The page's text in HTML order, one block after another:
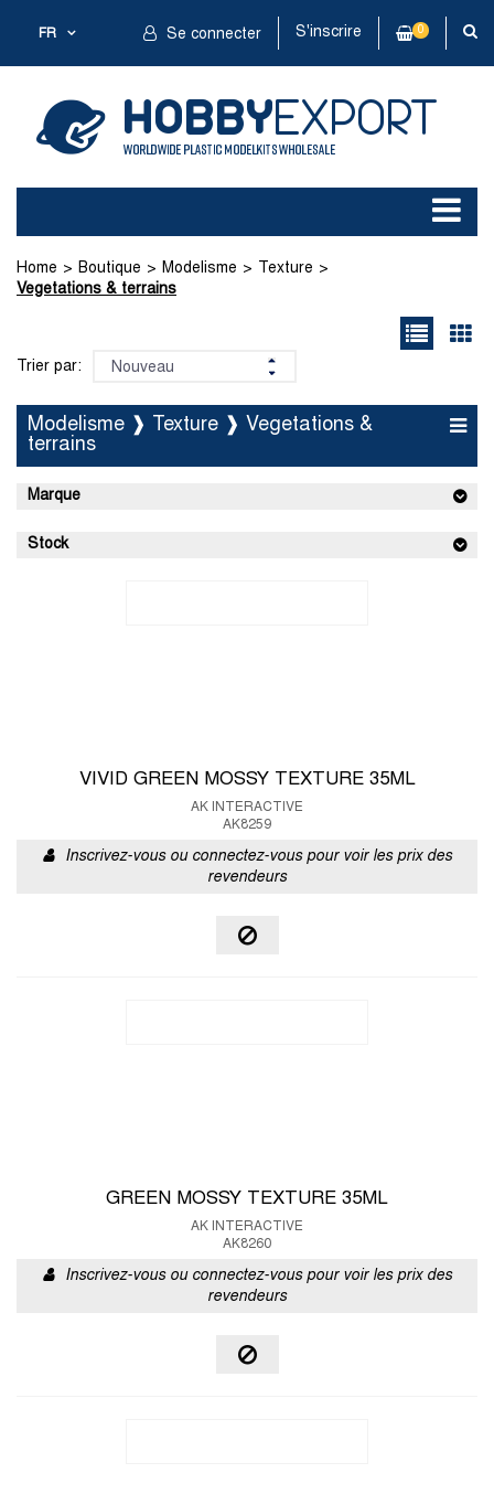
FR Se connecter S'inscrire 0
Home Boutique Modelisme
Texture
Vegetations & terrains
Trier par:
Modelisme ❱ Texture ❱ Vegetations &
terrains
Marque
Stock
VIVID GREEN MOSSY TEXTURE 35ML
AK INTERACTIVE
AK8259
Inscrivez-vous ou connectez-vous pour voir les prix des
revendeurs
GREEN MOSSY TEXTURE 35ML
AK INTERACTIVE
AK8260
Inscrivez-vous ou connectez-vous pour voir les prix des
revendeurs